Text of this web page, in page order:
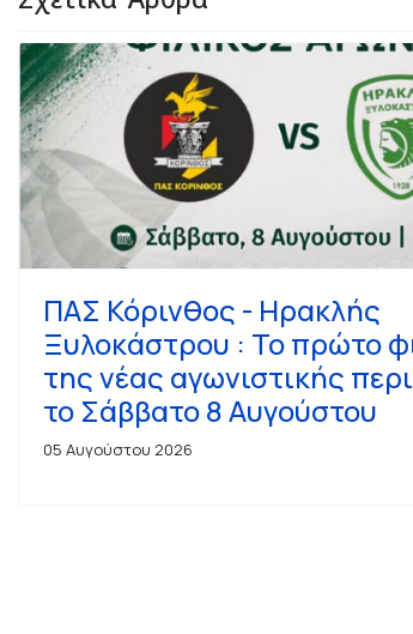
ΠΑΣ Κόρινθος - Ηρακλής
Ξυλοκάστρου : Το πρώτο
της νέας αγωνιστικής
το Σάββατο 8 Αυγούστου
05 Αυγούστου 2026